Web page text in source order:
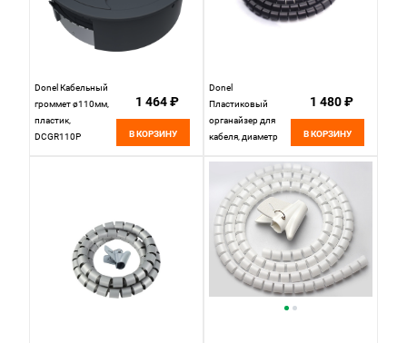
Donel Кабельный
громмет ø110мм,
пластик,
DCGR110P
1 464 ₽
В КОРЗИНУ
Donel
Пластиковый
органайзер для
кабеля, диаметр
инструмента),
DCO28B2
1 480 ₽
В КОРЗИНУ